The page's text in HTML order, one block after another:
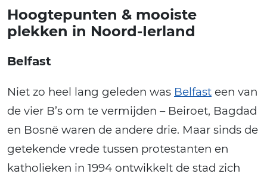
Hoogtepunten & mooiste
plekken in Noord-Ierland
Belfast
Niet zo heel lang geleden was Belfast een van
de vier B’s om te vermijden – Beiroet, Bagdad
en Bosnë waren de andere drie. Maar sinds de
getekende vrede tussen protestanten en
katholieken in 1994 ontwikkelt de stad zich